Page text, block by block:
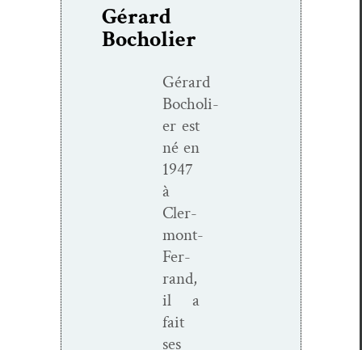
Gérard
Bocholier
Gérard
Bocholi­
er est
né en
1947
à
Cler­­
mont-
Fer­­
rand,
il a
fait
ses